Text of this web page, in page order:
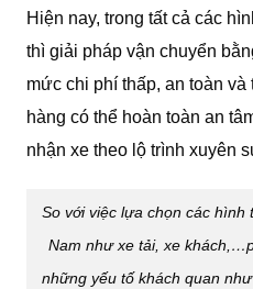
Hiện nay, trong tất cả các
thì giải pháp vận chuyển
mức chi phí thấp, an toàn
hàng có thể hoàn toàn an
nhận xe theo lộ trình xuyên
So với việc lựa chọn các hình
Nam như xe tải, xe
những yếu tố khách quan